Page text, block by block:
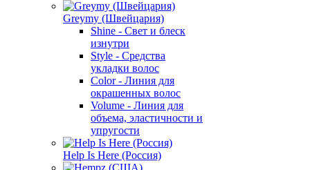
Greymy (Швейцария)
Shine - Свет и блеск
изнутри
Style - Средства
укладки волос
Color - Линия для
окрашенных волос
Volume - Линия для
объема, эластичности и
упругости
Help Is Here (Россия)